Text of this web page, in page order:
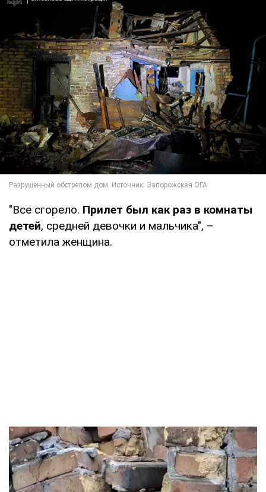
"Все сгорело. Прилет был как раз в комнаты
детей, средней девочки и мальчика", –
отметила женщина.